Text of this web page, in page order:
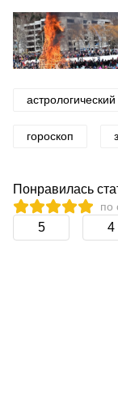
гороскоп
Понравилась
по
5 4